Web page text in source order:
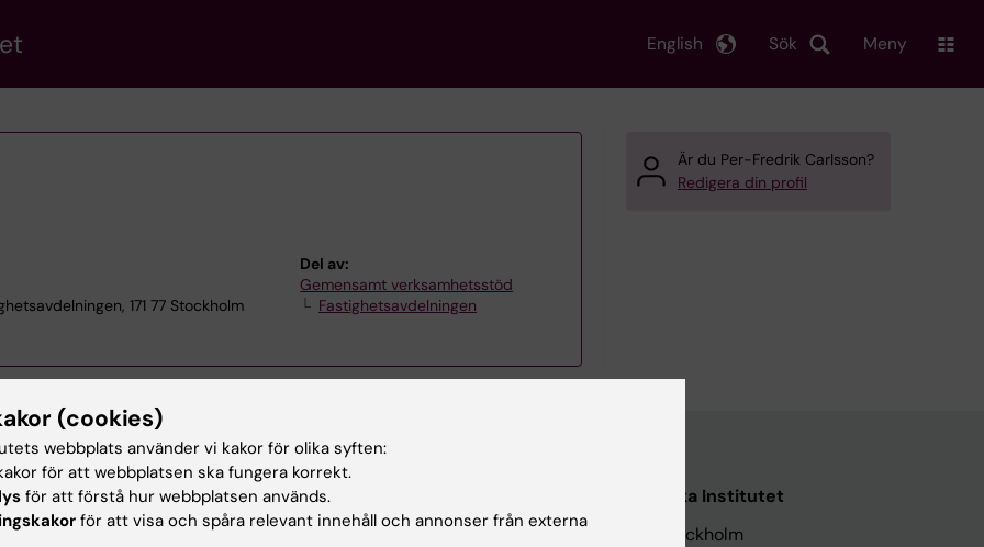
Sök
English Meny
171 77 Stockholm
Del av:
Gemensamt verksamhetsstöd
Fastighetsavdelningen
Är du Per-Fredrik Carlsson?
Redigera din profil
Kontakta och besök KI
Universitetsbiblioteket
Karolinska Institutet
171 77 Stockholm
(cookies)
webbplats använder vi kakor för olika syften:
för att webbplatsen ska fungera korrekt.
för att förstå hur webbplatsen används.
för att visa och spåra relevant innehåll och annonser från externa